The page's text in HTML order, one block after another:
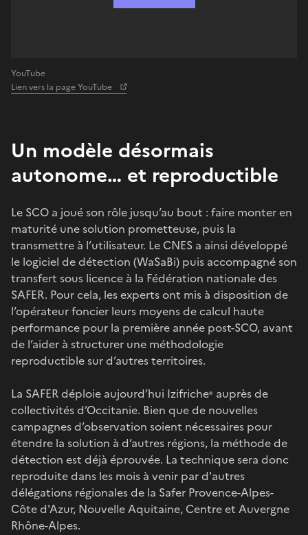
YouTube
Lien vers la page YouTube
Un modèle désormais
autonome… et reproductible
Le SCO a joué son rôle jusqu’au bout : faire monter en
maturité une solution prometteuse, puis la
transmettre à l’utilisateur. Le CNES a ainsi développé
le logiciel de détection (WaSaBi) puis accompagné son
transfert sous licence à la Fédération nationale des
SAFER. Pour cela, les experts ont mis à disposition de
l’opérateur foncier leurs moyens de calcul haute
performance pour la première année post-SCO, avant
de l’aider à structurer une méthodologie
reproductible sur d’autres territoires.
La SAFER déploie aujourd’hui Izifriche® auprès de
collectivités d’Occitanie. Bien que de nouvelles
campagnes d’observation soient nécessaires pour
étendre la solution à d’autres régions, la méthode de
détection est déjà éprouvée. La technique sera donc
reproduite dans les mois à venir par d'autres
délégations régionales de la Safer Provence-Alpes-
Côte d'Azur, Nouvelle Aquitaine, Centre et Auvergne
Rhône-Alpes.